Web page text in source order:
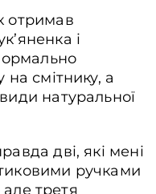
отримав
і
на смітнику, а
натуральної
дві, які мені
ручками
але третя